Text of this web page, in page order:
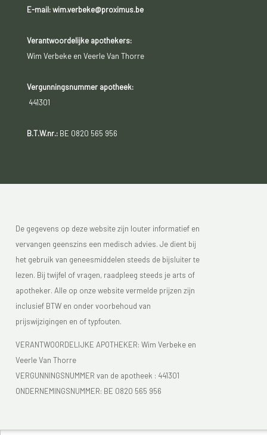
E-mail: wim.verbeke@proximus.be
Verantwoordelijke apothekers:
Wim Verbeke en Veerle Van Thorre
Vergunningsnummer apotheek:
441301
B.T.W.nr.:BE 0820 565 956
De gegevens op deze website zijn louter informatief en
vervangen geenszins een medisch advies. Je dient bij
het gebruik van geneesmiddelen steeds de bijsluiter te
lezen. Bij twijfel of vragen, raadpleeg steeds je arts of
apotheker. Alle op onze website vermelde prijzen zijn
inclusief BTW en onder voorbehoud van
prijswijzigingen en of typfouten.
VERANTWOORDELIJKE APOTHEKER: Wim Verbeke en
Veerle Van Thorre
VERGUNNINGSNUMMER van de apotheek : 441301
ONDERNEMINGSNUMMER: BE 0820 565 956